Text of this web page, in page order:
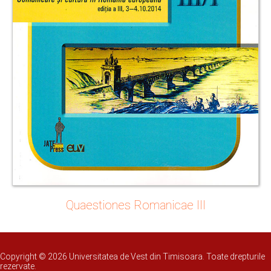
Quaestiones Romanicae III
Copyright © 2026 Universitatea de Vest din Timisoara. Toate drepturile
rezervate.